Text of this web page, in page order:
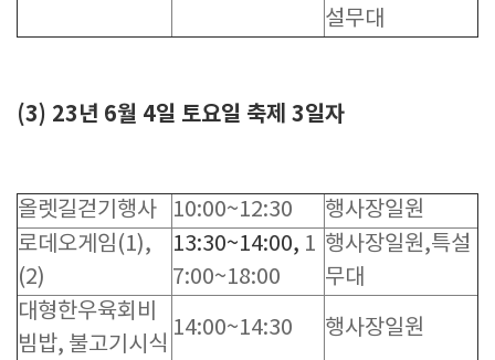
설무대
(3) 23년 6월 4일 토요일 축제 3일자
올렛길걷기행사 10:00~12:30
행사장일원
로데오게임(1),
(2)
13:30~14:00, 1
7:00~18:00
행사장일원,특설
무대
대형한우육회비
빔밥, 불고기시식
14:00~14:30 행사장일원